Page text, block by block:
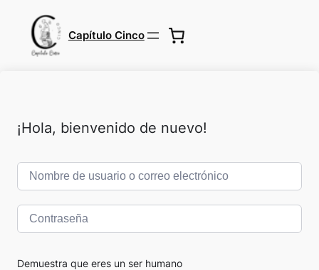
Capítulo Cinco
¡Hola, bienvenido de nuevo!
Demuestra que eres un ser humano